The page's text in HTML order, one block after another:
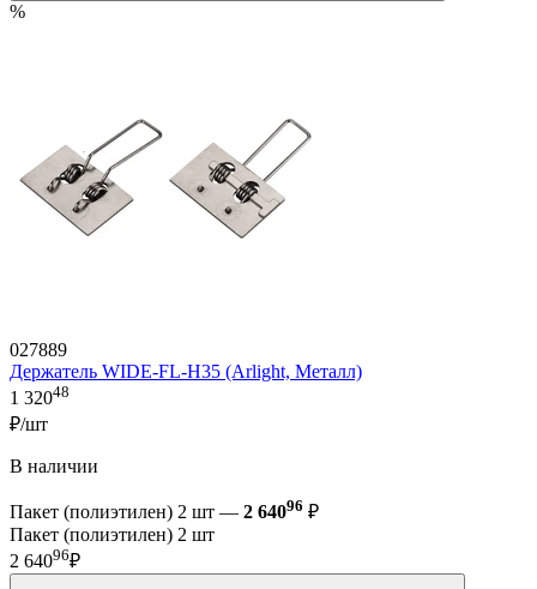
%
027889
Держатель WIDE-FL-H35 (Arlight, Металл)
1 32048
₽/шт
В наличии
Пакет (полиэтилен) 2 шт — 2 64096 ₽
Пакет (полиэтилен) 2 шт
2 64096₽